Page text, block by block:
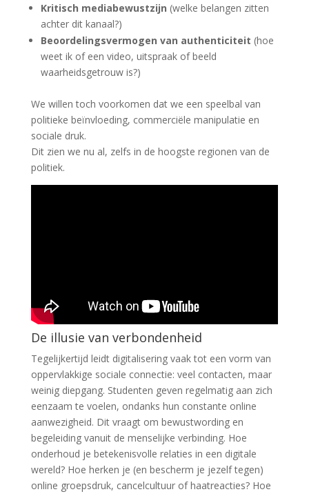
Kritisch mediabewustzijn (welke belangen zitten
achter dit kanaal?)
Beoordelingsvermogen van authenticiteit (hoe
weet ik of een video, uitspraak of beeld
waarheidsgetrouw is?)
We willen toch voorkomen dat we een speelbal van
politieke beïnvloeding, commerciële manipulatie en
sociale druk.
Dit zien we nu al, zelfs in de hoogste regionen van de
politiek.
De illusie van verbondenheid
Tegelijkertijd leidt digitalisering vaak tot een vorm van
oppervlakkige sociale connectie: veel contacten, maar
weinig diepgang. Studenten geven regelmatig aan zich
eenzaam te voelen, ondanks hun constante online
aanwezigheid. Dit vraagt om bewustwording en
begeleiding vanuit de menselijke verbinding. Hoe
onderhoud je betekenisvolle relaties in een digitale
wereld? Hoe herken je (en bescherm je jezelf tegen)
online groepsdruk, cancelcultuur of haatreacties? Hoe